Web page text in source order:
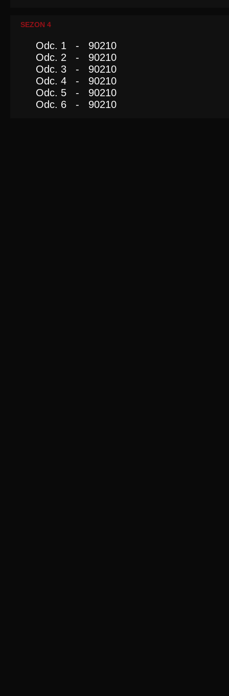
SEZON 4
Odc. 1 - 90210
Odc. 2 - 90210
Odc. 3 - 90210
Odc. 4 - 90210
Odc. 5 - 90210
Odc. 6 - 90210